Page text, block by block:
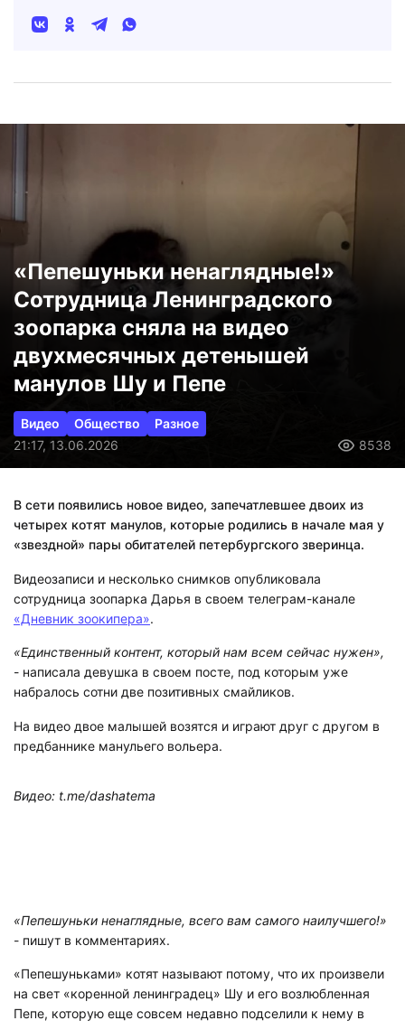
«Пепешуньки ненаглядные!»
Сотрудница Ленинградского
зоопарка сняла на видео
двухмесячных детенышей
манулов Шу и Пепе
Видео Общество
Разное
21:17, 13.06.2026
8538
В сети появились новое видео, запечатлевшее двоих из
четырех котят манулов, которые родились в начале мая у
«звездной» пары обитателей петербургского зверинца.
Видеозаписи и несколько снимков опубликовала
сотрудница зоопарка Дарья в своем телеграм-канале
«Дневник зоокипера».
«Единственный контент, который нам всем сейчас нужен»,
- написала девушка в своем посте, под которым уже
набралось сотни две позитивных смайликов.
На видео двое малышей возятся и играют друг с другом в
предбаннике манульего вольера.
Видео: t.me/dashatema
«Пепешуньки ненаглядные, всего вам самого наилучшего!»
- пишут в комментариях.
«Пепешуньками» котят называют потому, что их произвели
на свет «коренной ленинградец» Шу и его возлюбленная
Пепе, которую еще совсем недавно подселили к нему в